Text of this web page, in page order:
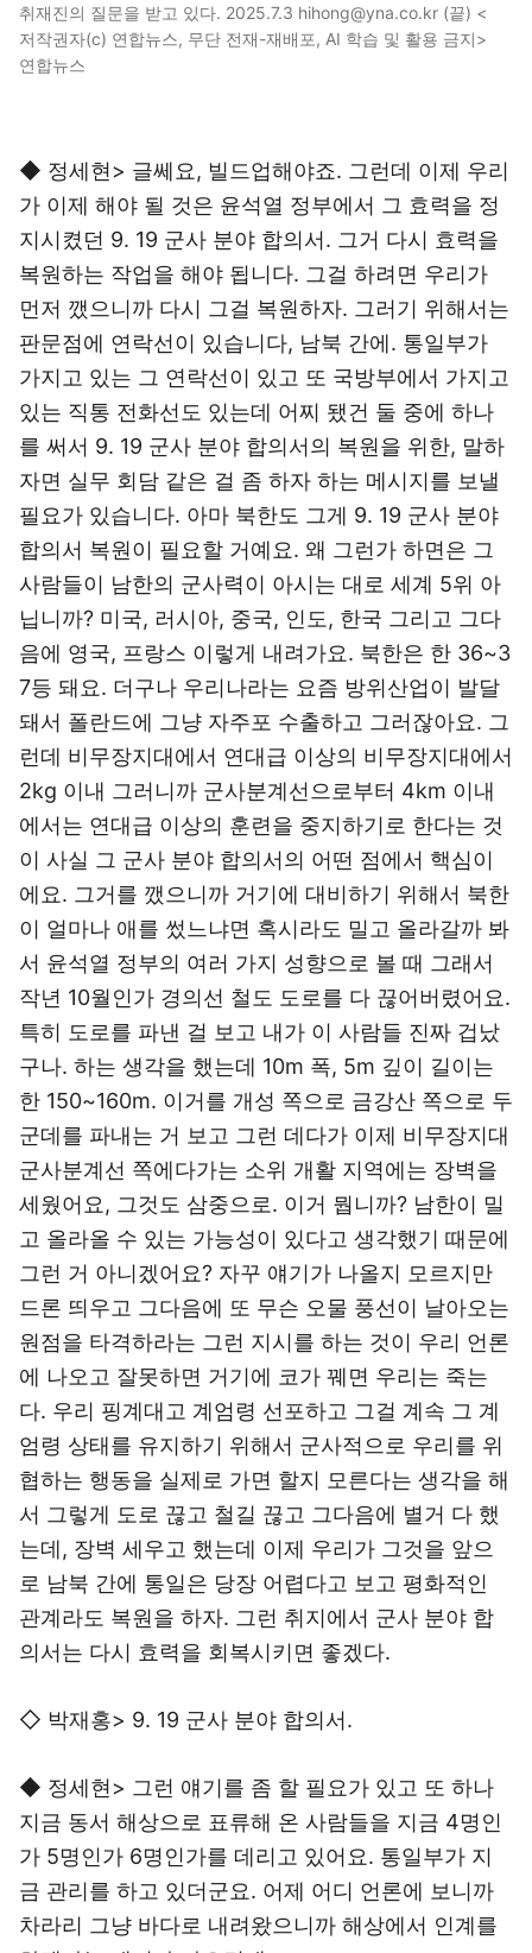
취재진의 질문을 받고 있다. 2025.7.3 hihong@yna.co.kr (끝) <
저작권자(c) 연합뉴스, 무단 전재-재배포, AI 학습 및 활용 금지>
연합뉴스
◆ 정세현> 글쎄요, 빌드업해야죠. 그런데 이제 우리
가 이제 해야 될 것은 윤석열 정부에서 그 효력을 정
지시켰던 9. 19 군사 분야 합의서. 그거 다시 효력을
복원하는 작업을 해야 됩니다. 그걸 하려면 우리가
먼저 깼으니까 다시 그걸 복원하자. 그러기 위해서는
판문점에 연락선이 있습니다, 남북 간에. 통일부가
가지고 있는 그 연락선이 있고 또 국방부에서 가지고
있는 직통 전화선도 있는데 어찌 됐건 둘 중에 하나
를 써서 9. 19 군사 분야 합의서의 복원을 위한, 말하
자면 실무 회담 같은 걸 좀 하자 하는 메시지를 보낼
필요가 있습니다. 아마 북한도 그게 9. 19 군사 분야
합의서 복원이 필요할 거예요. 왜 그런가 하면은 그
사람들이 남한의 군사력이 아시는 대로 세계 5위 아
닙니까? 미국, 러시아, 중국, 인도, 한국 그리고 그다
음에 영국, 프랑스 이렇게 내려가요. 북한은 한 36~3
7등 돼요. 더구나 우리나라는 요즘 방위산업이 발달
돼서 폴란드에 그냥 자주포 수출하고 그러잖아요. 그
런데 비무장지대에서 연대급 이상의 비무장지대에서
2kg 이내 그러니까 군사분계선으로부터 4km 이내
에서는 연대급 이상의 훈련을 중지하기로 한다는 것
이 사실 그 군사 분야 합의서의 어떤 점에서 핵심이
에요. 그거를 깼으니까 거기에 대비하기 위해서 북한
이 얼마나 애를 썼느냐면 혹시라도 밀고 올라갈까 봐
서 윤석열 정부의 여러 가지 성향으로 볼 때 그래서
작년 10월인가 경의선 철도 도로를 다 끊어버렸어요.
특히 도로를 파낸 걸 보고 내가 이 사람들 진짜 겁났
구나. 하는 생각을 했는데 10m 폭, 5m 깊이 길이는
한 150~160m. 이거를 개성 쪽으로 금강산 쪽으로 두
군데를 파내는 거 보고 그런 데다가 이제 비무장지대
군사분계선 쪽에다가는 소위 개활 지역에는 장벽을
세웠어요, 그것도 삼중으로. 이거 뭡니까? 남한이 밀
고 올라올 수 있는 가능성이 있다고 생각했기 때문에
그런 거 아니겠어요? 자꾸 얘기가 나올지 모르지만
드론 띄우고 그다음에 또 무슨 오물 풍선이 날아오는
원점을 타격하라는 그런 지시를 하는 것이 우리 언론
에 나오고 잘못하면 거기에 코가 꿰면 우리는 죽는
다. 우리 핑계대고 계엄령 선포하고 그걸 계속 그 계
엄령 상태를 유지하기 위해서 군사적으로 우리를 위
협하는 행동을 실제로 가면 할지 모른다는 생각을 해
서 그렇게 도로 끊고 철길 끊고 그다음에 별거 다 했
는데, 장벽 세우고 했는데 이제 우리가 그것을 앞으
로 남북 간에 통일은 당장 어렵다고 보고 평화적인
관계라도 복원을 하자. 그런 취지에서 군사 분야 합
의서는 다시 효력을 회복시키면 좋겠다.
◇ 박재홍> 9. 19 군사 분야 합의서.
◆ 정세현> 그런 얘기를 좀 할 필요가 있고 또 하나
지금 동서 해상으로 표류해 온 사람들을 지금 4명인
가 5명인가 6명인가를 데리고 있어요. 통일부가 지
금 관리를 하고 있더군요. 어제 어디 언론에 보니까
차라리 그냥 바다로 내려왔으니까 해상에서 인계를